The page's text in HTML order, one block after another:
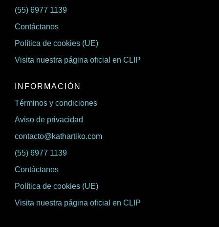
(55) 6977 1139
Contáctanos
Política de cookies (UE)
Visita nuestra página oficial en CLIP
INFORMACIÓN
Términos y condiciones
Aviso de privacidad
contacto@kathartiko.com
(55) 6977 1139
Contáctanos
Política de cookies (UE)
Visita nuestra página oficial en CLIP